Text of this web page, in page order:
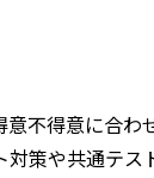
不得意に合
策や共通テ